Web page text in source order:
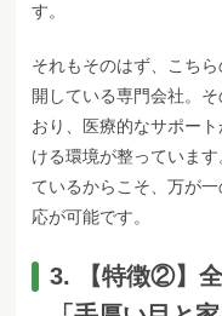
す。
それもそのはず、こち
開している専門会社。
おり、医療的なサポー
ける環境が整っていま
ているからこそ、万が
応が可能です。
3. 【特徴②】全